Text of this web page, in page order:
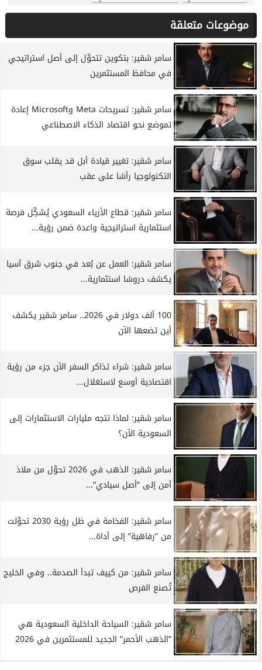
موضوعات متعلقة
سامر شقير: بتكوين تتحوَّل إلى أصل استراتيجي
في محافظ المستثمرين
سامر شقير: تسريحات Meta وMicrosoft إعادة
تموضع نحو اقتصاد الذكاء الاصطناعي
سامر شقير: تغيير قيادة أبل قد يقلب سوق
التكنولوجيا رأسًا على عقب
سامر شقير: قطاع الأزياء السعودي يُشكِّل فرصة
استثمارية استراتيجية واعدة ضمن رؤية...
سامر شقير: العمل عن بُعد في جنوب شرق آسيا
يكشف دروسًا استثمارية...
100 ألف دولار في 2026.. سامر شقير يكشف
أين تضعها الآن
سامر شقير: شراء تذاكر السفر الآن جزء من رؤية
اقتصادية أوسع لاستغلال...
سامر شقير: لماذا تتجه مليارات الاستثمارات إلى
السعودية الآن؟
سامر شقير: الذهب في 2026 تحوَّل من ملاذ
آمن إلى ”أصل سيادي”...
سامر شقير: الفخامة في ظل رؤية 2030 تحوَّلت
من ”رفاهية” إلى أداة...
سامر شقير: من كييف تبدأ الصدمة.. وفي الخليج
تُصنع الفرص
سامر شقير: السياحة الداخلية السعودية هي
”الذهب الأحمر” الجديد للمستثمرين في 2026